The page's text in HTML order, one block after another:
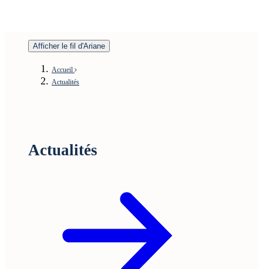
Afficher le fil d'Ariane
Accueil
Actualités
Actualités